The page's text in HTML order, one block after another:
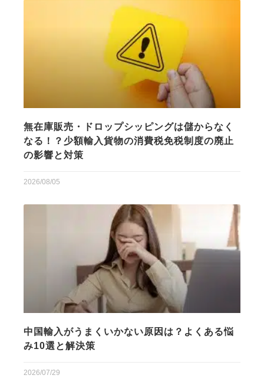
無在庫販売・ドロップシッピングは儲からなく
なる！？少額輸入貨物の消費税免税制度の廃止
の影響と対策
2026/08/05
中国輸入がうまくいかない原因は？よくある悩
み10選と解決策
2026/07/29